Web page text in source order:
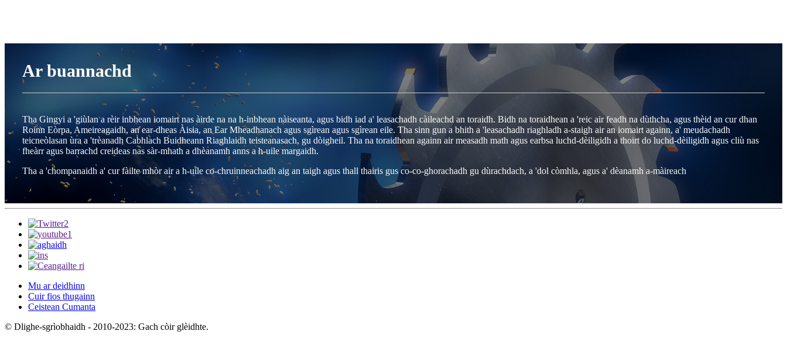
Ar buannachd
Tha Gingyi a 'giùlan a rèir inbhean iomairt nas àirde na na h-inbhean nàiseanta, agus bidh iad a' leasachadh càileachd an toraidh. Bidh na toraidhean a 'reic air feadh na dùthcha, agus thèid an cur dhan
Roinn Eòrpa, Ameireagaidh, an ear-dheas Àisia, an Ear Mheadhanach agus sgìrean agus sgìrean eile. Tha sinn gun a bhith a 'leasachadh riaghladh a-staigh air an iomairt againn, a' meudachadh
teicneòlasan ùra a 'trèanadh Cabhlach Buidheann Riaghlaidh teisteanasach, gu dòigheil. Tha na toraidhean againn air measadh math agus earbsa luchd-dèiligidh a thoirt do luchd-dèiligidh agus cliù nas
fheàrr agus barrachd creideas nas sàr-mhath a dhèanamh anns a h-uile margaidh.
Tha a 'chompanaidh a' cur fàilte mhòr air a h-uile co-chruinneachadh aig an taigh agus thall thairis gus co-co-ghorachadh gu dùrachdach, a 'dol còmhla, agus a' dèanamh a-màireach
Mu ar deidhinn
Cuir fios thugainn
Ceistean Cumanta
© Dlighe-sgrìobhaidh - 2010-2023: Gach còir glèidhte.